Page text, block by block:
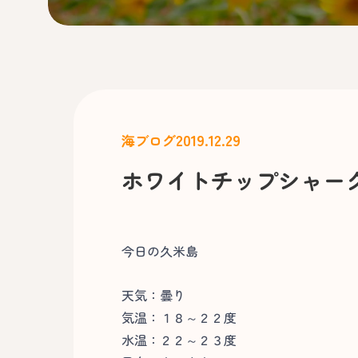
海ブログ2019.12.29
ホワイトチップシャー
今日の久米島
天気：曇り
気温：１８～２２度
水温：２２～２３度